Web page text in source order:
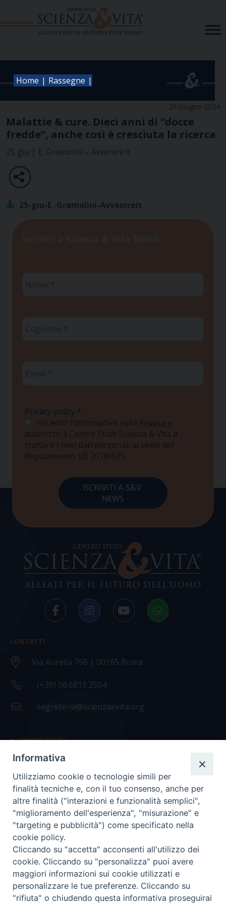
Home | Rassegne |
26 Giugno 2024
Malattie & cure. Dieci anni di “docce
fredde”, anche così è cresciuta la ricerca
25 giu | E. Gramolini – Avvenire.it
25-giu-E.-Gramolini-Avvenireit
Privacy policy *
Ho letto l'informativa sulla Privacy e
autorizzo il Centro Studi Scienza & Vita a
trattare i miei dati personali ai sensi del
Regolamento UE 2016/679
CONTATTI
Via Aurelia 796 | 00165 Roma
(+39) 06.6819.2554
segreteria@scienzaevita.org
IL CENTRO STUDI
La nostra storia
Statuto
Presidenza e ufficio presidenza
Consiglio scientifico
Coordinamento nazionale
COPYRIGHT Scienza & Vita - C.F96600690588- Tutti i
Informativa
Utilizziamo cookie o tecnologie simili per
finalità tecniche e, con il tuo consenso, anche per
altre finalità ("interazioni e funzionalità semplici",
"miglioramento dell'esperienza", "misurazione" e
"targeting e pubblicità") come specificato nella
cookie policy.
Cliccando su "accetta" acconsenti all'utilizzo dei
cookie. Cliccando su "personalizza" puoi avere
maggiori informazioni sui cookie utilizzati e
personalizzare le tue preferenze. Cliccando su
"rifiuta" o chiudendo questa informativa proseguirai